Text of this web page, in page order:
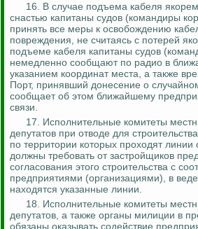
16. В случае подъема кабеля
снастью капитаны судов (командиры
принять все меры к освобождению
повреждения, не считаясь с потерей
подъеме кабеля капитаны судов
немедленно сообщают по радио в
указанием координат места, а также
Порт, принявший донесение о
сообщает об этом ближайшему
связи.
17. Исполнительные комитеты
депутатов при отводе для
по территории которых проходят
должны требовать от застройщиков
согласования этого строительства с
предприятиями (организациями), в
находятся указанные линии.
18. Исполнительные комитеты
депутатов, а также органы милиции в
обязаны оказывать содействие